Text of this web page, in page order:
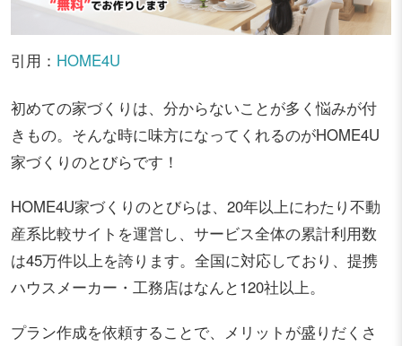
引用： HOME4U
初めての家づくりは、分からないことが多く悩みが付
きもの。そんな時に味方になってくれるのがHOME4U
家づくりのとびらです！
HOME4U家づくりのとびらは、20年以上にわたり不動
産系比較サイトを運営し、サービス全体の累計利用数
は45万件以上を誇ります。全国に対応しており、提携
ハウスメーカー・工務店はなんと120社以上。
プラン作成を依頼することで、メリットが盛りだくさ